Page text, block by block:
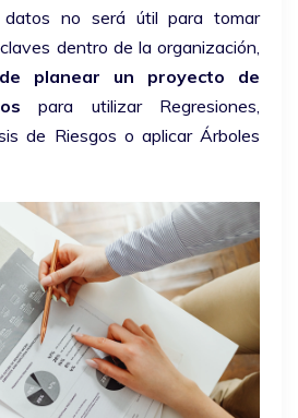
datos no será útil para tomar
dentro de la organización,
planear un proyecto de
para utilizar Regresiones,
de Riesgos o aplicar Árboles